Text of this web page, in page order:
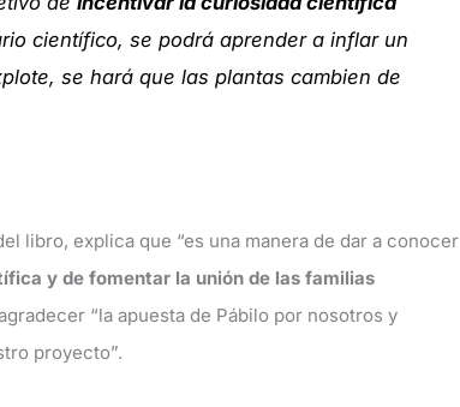
científico, se podrá aprender a inflar un
se hará que las plantas cambien de
libro, explica que “es una manera de dar a conocer
y de fomentar la unión de las familias
“la apuesta de Pábilo por nosotros y
proyecto”.